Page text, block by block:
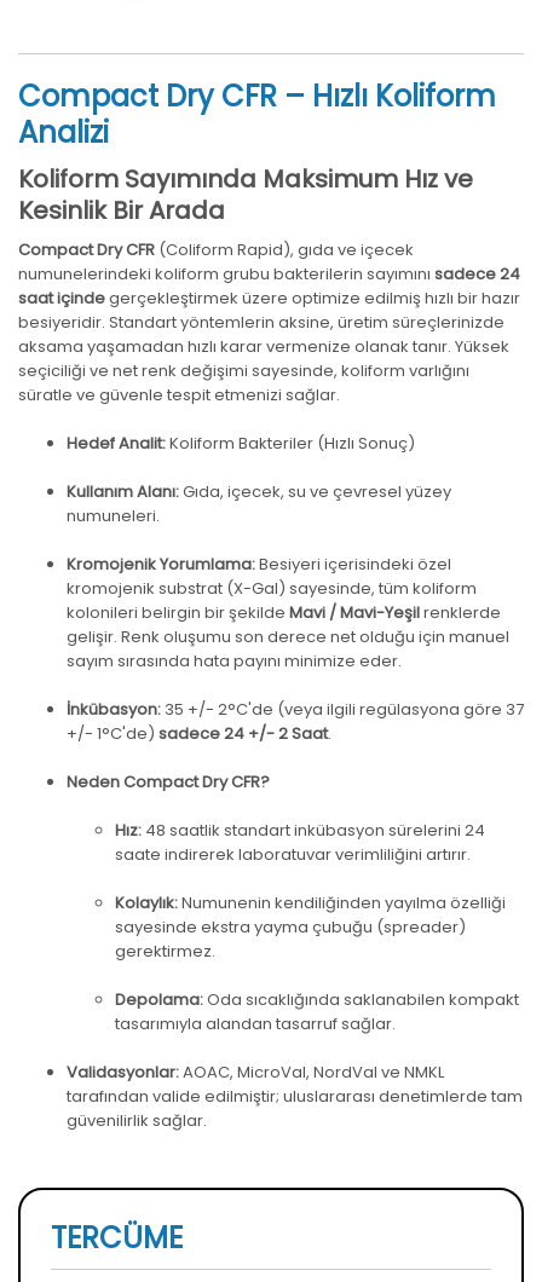
Compact Dry CFR – Hızlı Koliform
Analizi
Koliform Sayımında Maksimum Hız ve
Kesinlik Bir Arada
Compact Dry CFR (Coliform Rapid), gıda ve içecek
numunelerindeki koliform grubu bakterilerin sayımını sadece 24
saat içindegerçekleştirmek üzere optimize edilmiş hızlı bir hazır
besiyeridir. Standart yöntemlerin aksine, üretim süreçlerinizde
aksama yaşamadan hızlı karar vermenize olanak tanır. Yüksek
seçiciliği ve net renk değişimi sayesinde, koliform varlığını
süratle ve güvenle tespit etmenizi sağlar.
Hedef Analit:Koliform Bakteriler (Hızlı Sonuç)
Kullanım Alanı:Gıda, içecek, su ve çevresel yüzey
numuneleri.
Kromojenik Yorumlama:Besiyeri içerisindeki özel
kromojenik substrat (X-Gal) sayesinde, tüm koliform
kolonileri belirgin bir şekilde Mavi / Mavi-Yeşilrenklerde
gelişir. Renk oluşumu son derece net olduğu için manuel
sayım sırasında hata payını minimize eder.
İnkübasyon: 35 +/- 2°C'de (veya ilgili regülasyona göre 37
+/- 1°C'de) sadece 24 +/- 2 Saat.
Neden Compact Dry CFR?
Hız: 48 saatlik standart inkübasyon sürelerini 24
saate indirerek laboratuvar verimliliğini artırır.
Kolaylık:Numunenin kendiliğinden yayılma özelliği
sayesinde ekstra yayma çubuğu (spreader)
gerektirmez.
Depolama:Oda sıcaklığında saklanabilen kompakt
tasarımıyla alandan tasarruf sağlar.
Validasyonlar:AOAC, MicroVal, NordVal ve NMKL
tarafından valide edilmiştir; uluslararası denetimlerde tam
güvenilirlik sağlar.
TERCÜME